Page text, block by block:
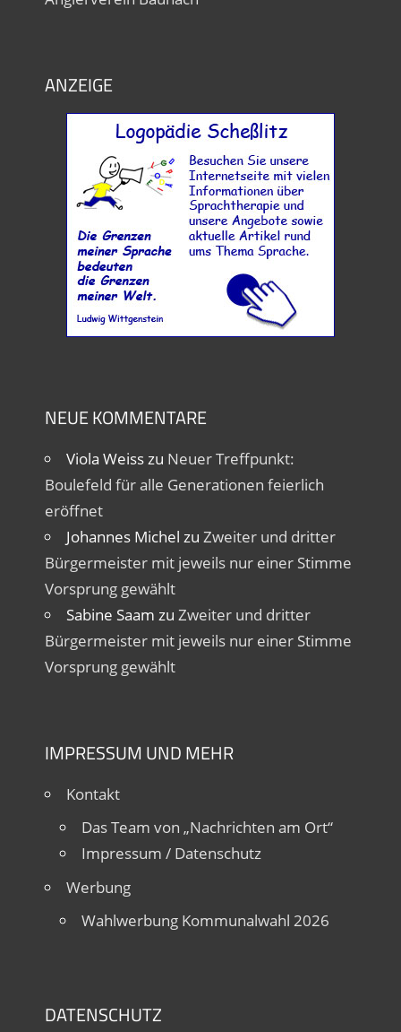
ANZEIGE
NEUE KOMMENTARE
Viola Weisszu Neuer Treffpunkt:
Boulefeld für alle Generationen feierlich
eröffnet
Johannes Michel zu Zweiter und dritter
Bürgermeister mit jeweils nur einer Stimme
Vorsprung gewählt
Sabine Saam zu Zweiter und dritter
Bürgermeister mit jeweils nur einer Stimme
Vorsprung gewählt
IMPRESSUM UND MEHR
Kontakt
Das Team von „Nachrichten am Ort“
Impressum / Datenschutz
Werbung
Wahlwerbung Kommunalwahl 2026
DATENSCHUTZ